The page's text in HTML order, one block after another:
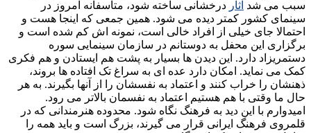
سبب می شد آثار درخشانی ساخته شود، متاسفانه امروز در
سینمای کشور کمتر دیده می شود. همین جمعی که اینجا هست و
احتمالا جای خیلی از افراد خالی است، نمونه اش کم شده است و
برگزاری این محفل به دوستانم در سازمان سینمایی سوره
دستمریزاد دارد. این دیدن ها بسیار به پشت هم ایستادن و هم فکری
کمک می نماید. امکان دارد عده ای به سراغ تک افتاده ها بروند،
ذهنشان را خراب کنند و اعتماد به نفسشان را از آنها بگیرند. به هر
حال ما وقتی با هم هستیم اعتماد به نفسمان بالاتر می رود.
امیدوارم با این دید به فرهنگ نگاه شود. محدوده هنرمندانی که در
قلمروی فرهنگ ایرانی قرار می گیرند، بزرگ است و باید همه را